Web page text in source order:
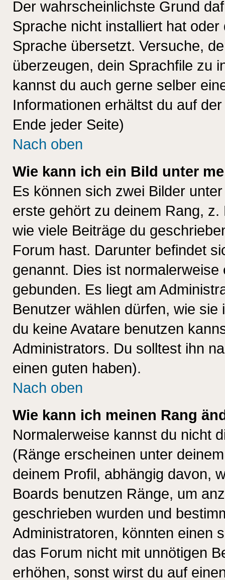
Der wahrscheinlichste Grund
Sprache nicht installiert hat
Sprache übersetzt. Versuche,
überzeugen, dein Sprachfile zu
kannst du auch gerne selber
Informationen erhältst du auf
Ende jeder Seite)
Nach oben
Wie kann ich ein Bild unter
Es können sich zwei Bilder
erste gehört zu deinem Rang,
wie viele Beiträge du
Forum hast. Darunter befindet
genannt. Dies ist
gebunden. Es liegt am
Benutzer wählen dürfen, wie
du keine Avatare benutzen
Administrators. Du solltest ihn
einen guten haben).
Nach oben
Wie kann ich meinen Rang
Normalerweise kannst du nicht
(Ränge erscheinen unter
deinem Profil, abhängig davon,
Boards benutzen Ränge, um
geschrieben wurden und
Administratoren, könnten einen
das Forum nicht mit unnötigen
erhöhen, sonst wirst du auf